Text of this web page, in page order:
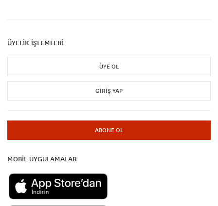
ÜYELİK İŞLEMLERİ
ÜYE OL
GIRIŞ YAP
ABONE OL
MOBİL UYGULAMALAR